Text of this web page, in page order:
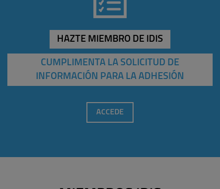
HAZTE MIEMBRO DE IDIS
CUMPLIMENTA LA SOLICITUD DE
INFORMACIÓN PARA LA ADHESIÓN
ACCEDE